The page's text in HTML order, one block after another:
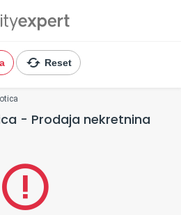
Reset
- Prodaja nekretnina